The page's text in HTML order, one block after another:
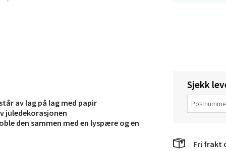
av lag på lag med papir
juledekorasjonen
den sammen med en lyspære og en
Sjekk
Fri frakt
1, 5239 Bergen
10-21